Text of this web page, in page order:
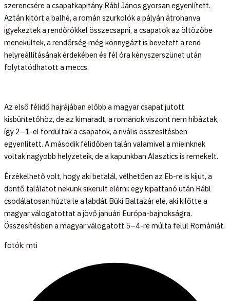
szerencsére a csapatkapitány Rábl János gyorsan egyenlített.
Aztán kitört a balhé, a román szurkolók a pályán átrohanva
igyekeztek a rendőrökkel összecsapni, a csapatok az öltözőbe
menekültek, a rendőrség még könnygázt is bevetett a rend
helyreállításának érdekében és fél óra kényszerszünet után
folytatódhatott a meccs.
Az első félidő hajrájában előbb a magyar csapat jutott
kisbüntetőhöz, de az kimaradt, a románok viszont nem hibáztak,
így 2–1-el fordultak a csapatok, a rivális összesítésben
egyenlített. A második félidőben talán valamivel a mieinknek
voltak nagyobb helyzeteik, de a kapunkban Alasztics is remekelt.
Érzékelhető volt, hogy aki betalál, vélhetően az Eb-re is kijut, a
döntő találatot nekünk sikerült elérni: egy kipattanó után Rábl
csodálatosan húzta le a labdát Büki Baltazár elé, aki kilőtte a
magyar válogatottat a jövő januári Európa-bajnokságra.
Összesítésben a magyar válogatott 5–4-re múlta felül Romániát.
fotók: mti